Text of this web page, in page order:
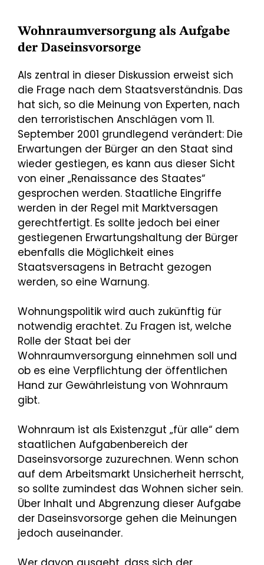
Wohnraumversorgung als Aufgabe
der Daseinsvorsorge
Als zentral in dieser Diskussion erweist sich
die Frage nach dem Staatsverständnis. Das
hat sich, so die Meinung von Experten, nach
den terroristischen Anschlägen vom 11.
September 2001 grundlegend verändert: Die
Erwartungen der Bürger an den Staat sind
wieder gestiegen, es kann aus dieser Sicht
von einer „Renaissance des Staates“
gesprochen werden. Staatliche Eingriffe
werden in der Regel mit Marktversagen
gerechtfertigt. Es sollte jedoch bei einer
gestiegenen Erwartungshaltung der Bürger
ebenfalls die Möglichkeit eines
Staatsversagens in Betracht gezogen
werden, so eine Warnung.
Wohnungspolitik wird auch zukünftig für
notwendig erachtet. Zu Fragen ist, welche
Rolle der Staat bei der
Wohnraumversorgung einnehmen soll und
ob es eine Verpflichtung der öffentlichen
Hand zur Gewährleistung von Wohnraum
gibt.
Wohnraum ist als Existenzgut „für alle“ dem
staatlichen Aufgabenbereich der
Daseinsvorsorge zuzurechnen. Wenn schon
auf dem Arbeitsmarkt Unsicherheit herrscht,
so sollte zumindest das Wohnen sicher sein.
Über Inhalt und Abgrenzung dieser Aufgabe
der Daseinsvorsorge gehen die Meinungen
jedoch auseinander.